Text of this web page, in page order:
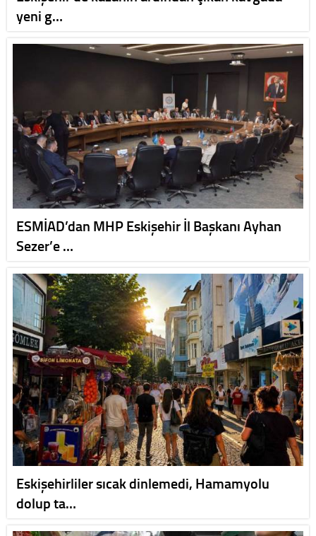
yeni g…
ESMİAD’dan MHP Eskişehir İl Başkanı Ayhan
Sezer’e …
Eskişehirliler sıcak dinlemedi, Hamamyolu
dolup ta…